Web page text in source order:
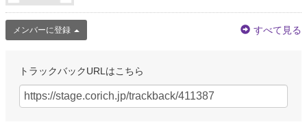
メンバーに登録 すべて見る
トラックバックURLはこちら